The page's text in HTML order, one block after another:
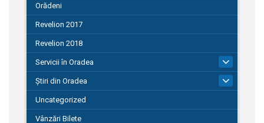
Orădeni
Revelion 2017
Revelion 2018
Servicii în Oradea
Știri din Oradea
Uncategorized
Vânzări Bilete